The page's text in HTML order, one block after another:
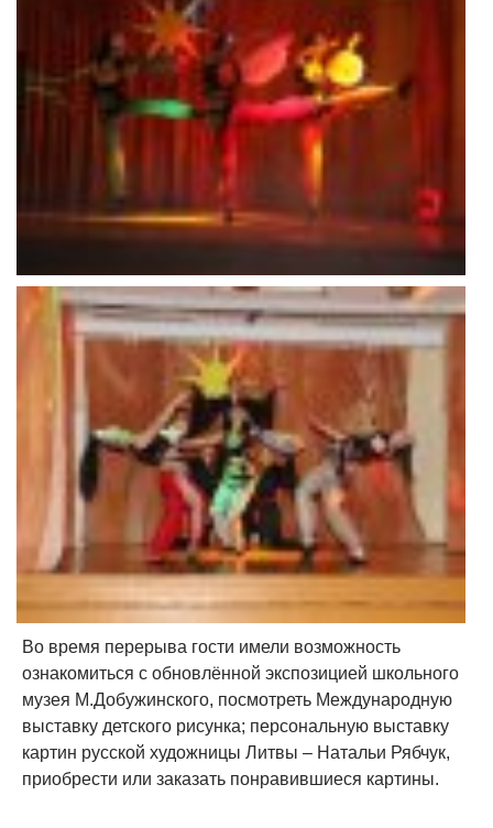
Во время перерыва гости имели возможность
ознакомиться с обновлённой экспозицией школьного
музея М.Добужинского, посмотреть Международную
выставку детского рисунка; персональную выставку
картин русской художницы Литвы – Натальи Рябчук,
приобрести или заказать понравившиеся картины.